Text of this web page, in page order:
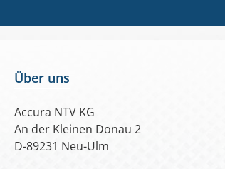
Über uns
Accura NTV KG
An der Kleinen Donau 2
D-89231 Neu-Ulm